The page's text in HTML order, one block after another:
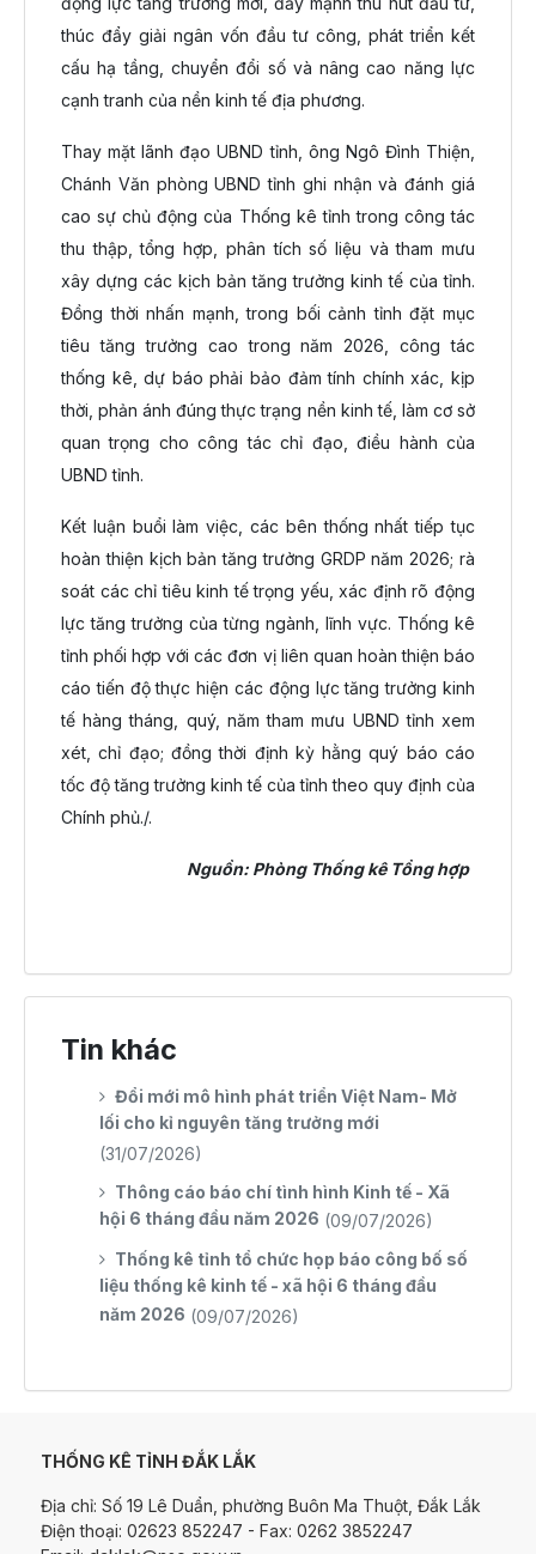
thúc đẩy giải ngân vốn đầu tư công, phát triển kết
cấu hạ tầng, chuyển đổi số và nâng cao năng lực
cạnh tranh của nền kinh tế địa phương.
Thay mặt lãnh đạo UBND tỉnh, ông Ngô Đình Thiện,
Chánh Văn phòng UBND tỉnh ghi nhận và đánh giá
cao sự chủ động của Thống kê tỉnh trong công tác
thu thập, tổng hợp, phân tích số liệu và tham mưu
xây dựng các kịch bản tăng trưởng kinh tế của tỉnh.
Đồng thời nhấn mạnh, trong bối cảnh tỉnh đặt mục
tiêu tăng trưởng cao trong năm 2026, công tác
thống kê, dự báo phải bảo đảm tính chính xác, kịp
thời, phản ánh đúng thực trạng nền kinh tế, làm cơ sở
quan trọng cho công tác chỉ đạo, điều hành của
UBND tỉnh.
Kết luận buổi làm việc, các bên thống nhất tiếp tục
hoàn thiện kịch bản tăng trưởng GRDP năm 2026; rà
soát các chỉ tiêu kinh tế trọng yếu, xác định rõ động
lực tăng trưởng của từng ngành, lĩnh vực. Thống kê
tỉnh phối hợp với các đơn vị liên quan hoàn thiện báo
cáo tiến độ thực hiện các động lực tăng trưởng kinh
tế hàng tháng, quý, năm tham mưu UBND tỉnh xem
xét, chỉ đạo; đồng thời định kỳ hằng quý báo cáo
tốc độ tăng trưởng kinh tế của tỉnh theo quy định của
Chính phủ./.
Nguồn: Phòng Thống kê Tổng hợp
Tin khác
Đổi mới mô hình phát triển Việt Nam- Mở
lối cho kỉ nguyên tăng trưởng mới
(31/07/2026)
Thông cáo báo chí tình hình Kinh tế - Xã
hội 6 tháng đầu năm 2026 (09/07/2026)
Thống kê tỉnh tổ chức họp báo công bố số
liệu thống kê kinh tế - xã hội 6 tháng đầu
năm 2026 (09/07/2026)
THỐNG KÊ TỈNH ĐẮK LẮK
Địa chỉ: Số 19 Lê Duẩn, phường Buôn Ma Thuột, Đắk Lắk
Điện thoại: 02623 852247 - Fax: 0262 3852247